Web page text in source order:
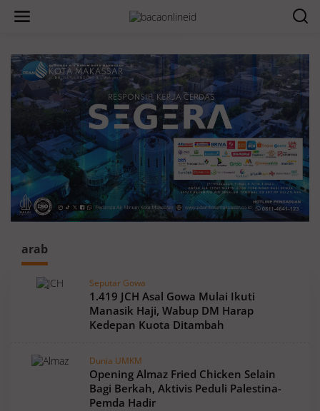
arab
Seputar Gowa
1.419 JCH Asal Gowa Mulai Ikuti
Manasik Haji, Wabup DM Harap
Kedepan Kuota Ditambah
Dunia UMKM
Opening Almaz Fried Chicken Selain
Bagi Berkah, Aktivis Peduli Palestina-
Pemda Hadir